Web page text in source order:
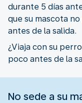
durante 5 días
que su mascota
antes de la salida.
¿Viaja con su
poco antes de la
No sede a su